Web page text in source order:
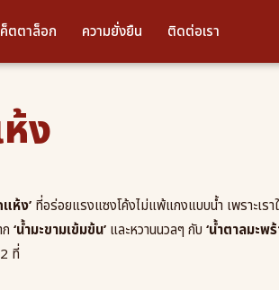
ตตาล็อก ความยั่งยืน ติดต่อเรา
ง
ห้ง’ ที่อร่อยแรงแซงโค้งไม่แพ้แกงแบบน้ำ เพราะเรา
‘น้ำมะขามเข้มข้น’ และหวานนวลๆ กับ ‘น้ำตาลมะพร้
ที่